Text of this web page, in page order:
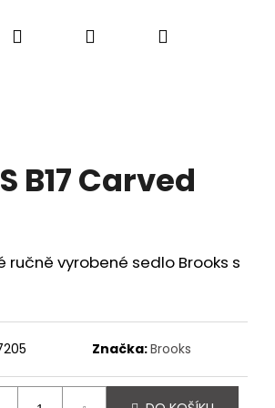
Hledat PřihlášeníNákupní
B17 Carved
vyrobené sedlo Brooks s
Značka:Brooks
Následující